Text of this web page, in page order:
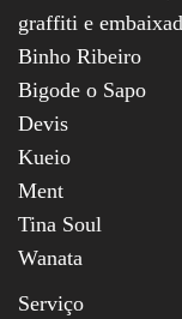
graffiti e
Binho Ribeiro
Bigode o Sapo
Devis
Kueio
Ment
Tina Soul
Wanata
Serviço